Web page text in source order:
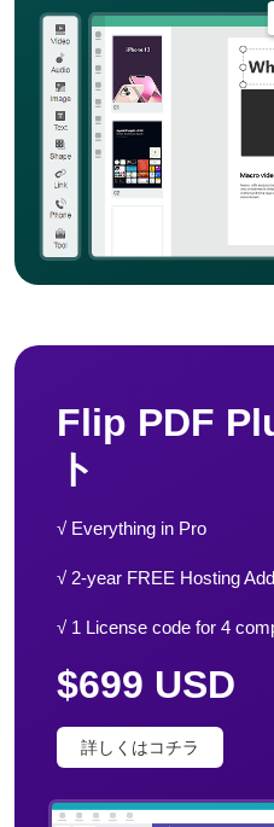
Flip PDF
ト
√ Everything in Pro
√ 2-year FREE Hosting
√ 1 License code for 4
$699 USD
詳しくはコチラ